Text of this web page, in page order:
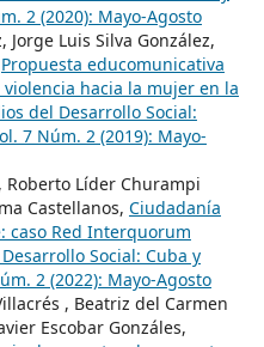
2 (2020): Mayo-Agosto
Luis Silva González,
Propuesta educomunicativa
hacia la mujer en la
del Desarrollo Social:
7 Núm. 2 (2019): Mayo-
Roberto Líder Churampi
Castellanos, Ciudadanía
caso Red Interquorum
Social: Cuba y
2 (2022): Mayo-Agosto
, Beatriz del Carmen
Escobar Gonzáles,